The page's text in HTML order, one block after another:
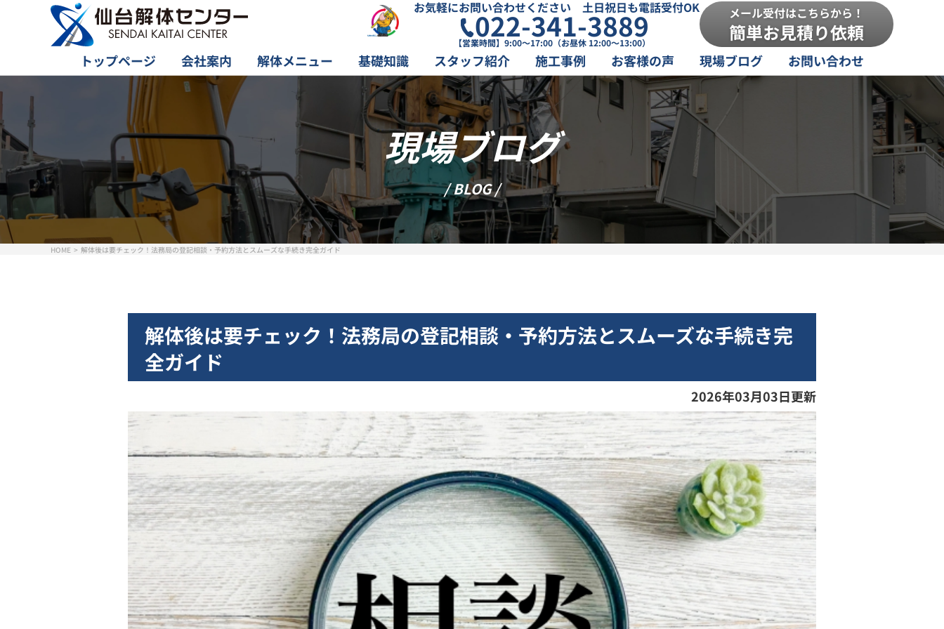
お気軽にお問い合わせください 土日祝日も電話受付OK
022-341-3889
【営業時間】9:00～17:00（お昼休 12:00～13:00）
メール受付はこちらから！
簡単お見積り依頼
トップページ 会社案内 解体メニュー 基礎知識 スタッフ紹介 施工事例 お客様の声 現場ブログ お問い合わせ
現場ブログ
/ BLOG /
HOME 解体後は要チェック！法務局の登記相談・予約方法とスムーズな手続き完全ガイド
解体後は要チェック！法務局の登記相談・予約方法とスムーズな手続き完
全ガイド
2026年03月03日更新